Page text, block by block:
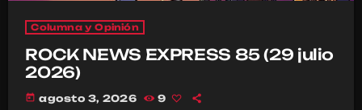
Columna y Opinión
ROCK NEWS EXPRESS 85 (29 julio
2026)
today agosto 3, 2026 9